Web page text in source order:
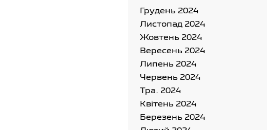
Грудень 2024
Листопад 2024
Жовтень 2024
Вересень 2024
Липень 2024
Червень 2024
Тра. 2024
Квітень 2024
Березень 2024